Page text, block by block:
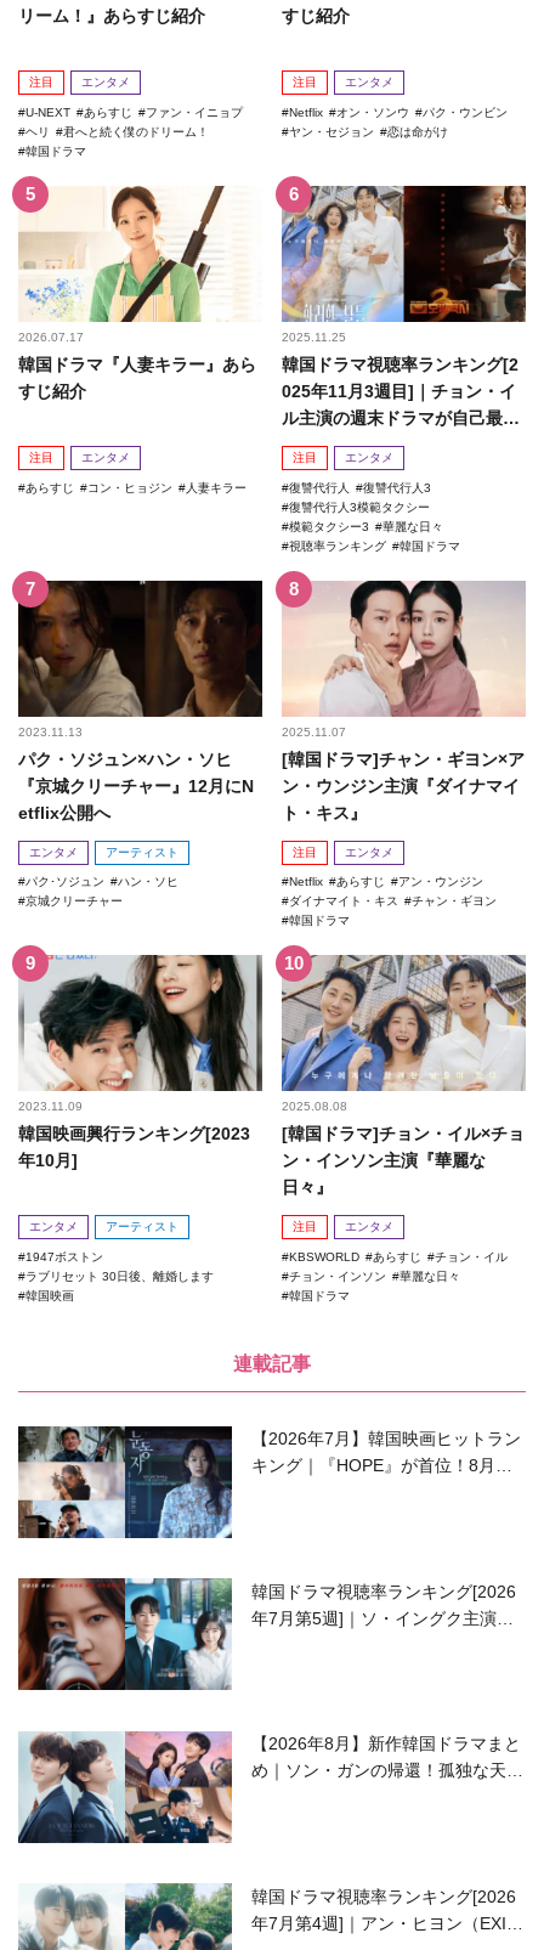
リーム！』あらすじ紹介
注目 エンタメ
U-NEXT あらすじ
ファン・イニョプ
ヘリ
君へと続く僕のドリーム！
韓国ドラマ
すじ紹介
注目 エンタメ
Netflix オン・ソンウ
パク・ウンビン
ヤン・セジョン
恋は命がけ
2026.07.17
韓国ドラマ『人妻キラー』あら
すじ紹介
注目 エンタメ
あらすじ コン・ヒョジン 人妻キラー
2025.11.25
韓国ドラマ視聴率ランキング[2
025年11月3週目]｜チョン・イ
ル主演の週末ドラマが自己最高
記録を更新！
注目 エンタメ
復讐代行人
復讐代行人3
復讐代行人3模範タクシー
模範タクシー3
華麗な日々
視聴率ランキング
韓国ドラマ
2023.11.13
パク・ソジュン×ハン・ソヒ
『京城クリーチャー』12月にN
etflix公開へ
エンタメ アーティスト
パク･ソジュン
ハン・ソヒ
京城クリーチャー
2025.11.07
[韓国ドラマ]チャン・ギヨン×ア
ン・ウンジン主演『ダイナマイ
ト・キス』
注目 エンタメ
Netflix あらすじ
アン・ウンジン
ダイナマイト・キス
チャン・ギヨン
韓国ドラマ
2023.11.09
韓国映画興行ランキング[2023
年10月]
エンタメ アーティスト
1947ボストン
ラブリセット 30日後、離婚します
韓国映画
2025.08.08
[韓国ドラマ]チョン・イル×チョ
ン・インソン主演『華麗な
日々』
注目 エンタメ
KBSWORLD あらすじ
チョン・イル
チョン・インソン
華麗な日々
韓国ドラマ
連載記事
【2026年7月】韓国映画ヒットラン
キング｜『HOPE』が首位！8月公
韓国ドラマ視聴率ランキング[2026
年7月第5週]｜ソ・イングク主演の
【2026年8月】新作韓国ドラマまと
め｜ソン・ガンの帰還！孤独な天才
韓国ドラマ視聴率ランキング[2026
年7月第4週]｜アン・ヒヨン（EXID